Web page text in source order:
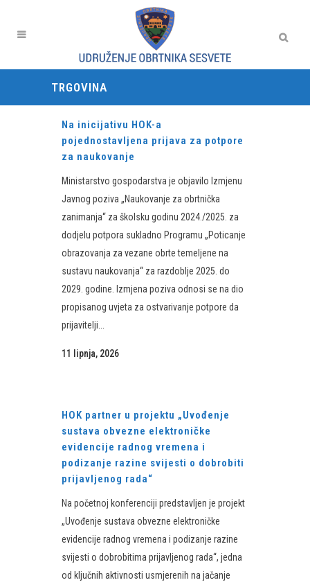
TRGOVINA
Na inicijativu HOK-a
pojednostavljena prijava za potpore
za naukovanje
Ministarstvo gospodarstva je objavilo Izmjenu
Javnog poziva „Naukovanje za obrtnička
zanimanja“ za školsku godinu 2024./2025. za
dodjelu potpora sukladno Programu „Poticanje
obrazovanja za vezane obrte temeljene na
sustavu naukovanja“ za razdoblje 2025. do
2029. godine. Izmjena poziva odnosi se na dio
propisanog uvjeta za ostvarivanje potpore da
prijavitelji...
11 lipnja, 2026
HOK partner u projektu „Uvođenje
sustava obvezne elektroničke
evidencije radnog vremena i
podizanje razine svijesti o dobrobiti
prijavljenog rada“
Na početnoj konferenciji predstavljen je projekt
„Uvođenje sustava obvezne elektroničke
evidencije radnog vremena i podizanje razine
svijesti o dobrobitima prijavljenog rada“, jedna
od ključnih aktivnosti usmjerenih na jačanje